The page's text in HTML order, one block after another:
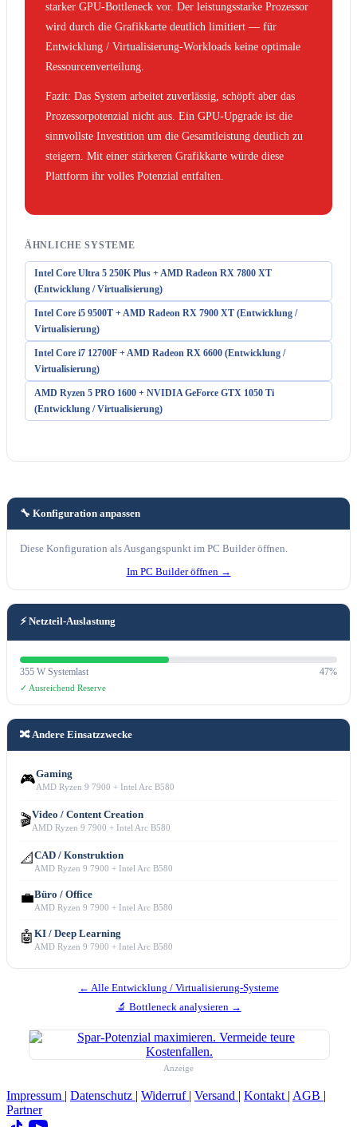
starker GPU-Bottleneck vor. Der leistungsstarke Prozessor
wird durch die Grafikkarte deutlich limitiert — für
Entwicklung / Virtualisierung-Workloads keine optimale
Ressourcenverteilung.
Fazit: Das System arbeitet zuverlässig, schöpft aber das
Prozessorpotenzial nicht aus. Ein GPU-Upgrade ist die
sinnvollste Investition um die Gesamtleistung deutlich zu
steigern. Mit einer stärkeren Grafikkarte würde diese
Plattform ihr volles Potenzial entfalten.
ÄHNLICHE SYSTEME
Intel Core Ultra 5 250K Plus + AMD Radeon RX 7800 XT
(Entwicklung / Virtualisierung)
Intel Core i5 9500T + AMD Radeon RX 7900 XT (Entwicklung /
Virtualisierung)
Intel Core i7 12700F + AMD Radeon RX 6600 (Entwicklung /
Virtualisierung)
AMD Ryzen 5 PRO 1600 + NVIDIA GeForce GTX 1050 Ti
(Entwicklung / Virtualisierung)
🔧 Konfiguration anpassen
Diese Konfiguration als Ausgangspunkt im PC Builder öffnen.
Im PC Builder öffnen →
⚡ Netzteil-Auslastung
355 W Systemlast 47%
✓ Ausreichend Reserve
🔀 Andere Einsatzzwecke
🎮Gaming
AMD Ryzen 9 7900 + Intel Arc B580
🎬Video / Content Creation
AMD Ryzen 9 7900 + Intel Arc B580
📐 CAD / Konstruktion
AMD Ryzen 9 7900 + Intel Arc B580
💼Büro / Office
AMD Ryzen 9 7900 + Intel Arc B580
🤖 KI / Deep Learning
AMD Ryzen 9 7900 + Intel Arc B580
← Alle Entwicklung / Virtualisierung-Systeme
🔬 Bottleneck analysieren →
Anzeige
Impressum | Datenschutz | Widerruf | Versand | Kontakt | AGB |
Partner